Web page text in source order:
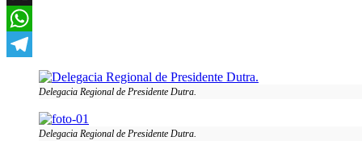
X
WhatsApp
Telegram
Delegacia Regional de Presidente Dutra.
Delegacia Regional de Presidente Dutra.